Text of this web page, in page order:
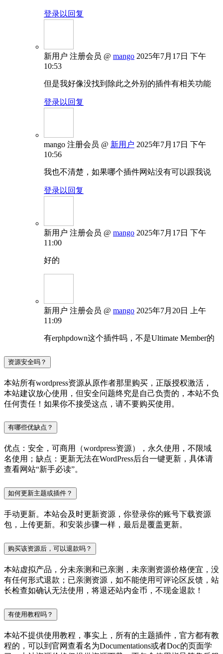
登录以回复
新用户 注册会员 @ mango 2025年7月17日 下午
10:53
但是我好像没找到除此之外别的插件有相关功能
登录以回复
mango 注册会员 @ 新用户 2025年7月17日 下午
10:56
我也不清楚，如果哪个插件网站没有可以跟我说
登录以回复
新用户 注册会员 @ mango 2025年7月17日 下午
11:00
好的
新用户 注册会员 @ mango 2025年7月20日 上午
11:09
有erphpdown这个插件吗，不是Ultimate Member的
资源安全吗？
本站所有wordpress资源从原作者那里购买，正版授权激活，
本站建议放心使用，但安全问题终究是自己负责的，本站不负
任何责任！如果你不接受这点，请不要购买使用。
有哪些优缺点？
优点：安全，可商用（wordpress资源），永久使用，不限域
名使用；缺点：更新无法在WordPress后台一键更新，具体请
查看网站“新手必读”。
如何更新主题或插件？
手动更新。本站会及时更新资源，你登录你的账号下载资源
包，上传更新。和安装步骤一样，最后是覆盖更新。
购买该资源后，可以退款吗？
本站虚拟产品，分未亲测和已亲测，未亲测资源价格便宜，没
有任何形式退款；已亲测资源，如不能使用可评论区反馈，站
长检查如确认无法使用，将退还站内金币，不现金退款！
有使用教程吗？
本站不提供使用教程，事实上，所有的主题插件，官方都有教
程的，可以到官网查看名为Documentations或者Doc的页面学